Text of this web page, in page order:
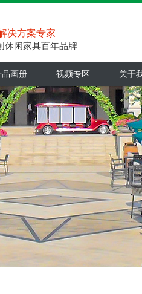
决方案专家
休闲家具百年品牌
品画册 视频专区 关于